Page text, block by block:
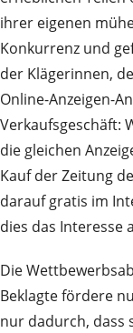
ihrer eigenen
Konkurrenz und
der Klägerinnen,
Online-Anzeigen-
Verkaufsgeschäft:
die gleichen
Kauf der Zeitung
darauf gratis im
dies das Interesse
Die
Beklagte fördere
nur dadurch, dass